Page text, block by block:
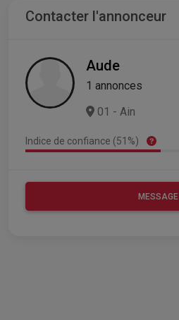
Contacter l'annonceur
Aude
1 annonces
01 - Ain
Indice de confiance (51%)
MESSAGE